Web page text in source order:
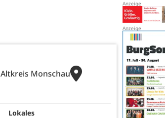
Altkreis Monschau
Lokales